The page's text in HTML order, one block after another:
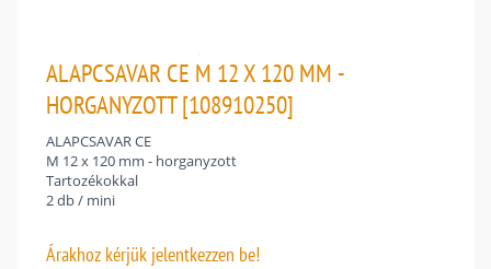
ALAPCSAVAR CE M 12 X 120 MM -
HORGANYZOTT [108910250]
ALAPCSAVAR CE
M 12 x 120 mm - horganyzott
Tartozékokkal
2 db / mini
Árakhoz kérjük jelentkezzen be!